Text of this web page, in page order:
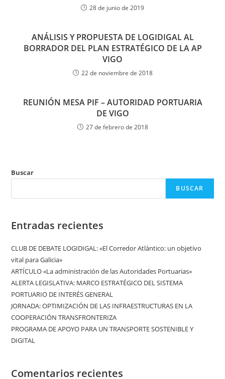
28 de junio de 2019
ANÁLISIS Y PROPUESTA DE LOGIDIGAL AL
BORRADOR DEL PLAN ESTRATÉGICO DE LA AP
VIGO
22 de noviembre de 2018
REUNIÓN MESA PIF – AUTORIDAD PORTUARIA
DE VIGO
27 de febrero de 2018
Buscar
BUSCAR
Entradas recientes
CLUB DE DEBATE LOGIDIGAL: «El Corredor Atlántico: un objetivo
vital para Galicia»
ARTÍCULO «La administración de las Autoridades Portuarias»
ALERTA LEGISLATIVA: MARCO ESTRATÉGICO DEL SISTEMA
PORTUARIO DE INTERÉS GENERAL
JORNADA: OPTIMIZACIÓN DE LAS INFRAESTRUCTURAS EN LA
COOPERACIÓN TRANSFRONTERIZA
PROGRAMA DE APOYO PARA UN TRANSPORTE SOSTENIBLE Y
DIGITAL
Comentarios recientes